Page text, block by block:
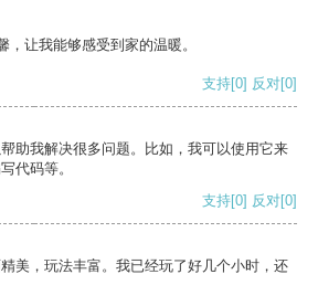
，让我能够感受到家的温暖。
支持[0] 反对[0]
助我解决很多问题。比如，我可以使用它来
代码等。
支持[0] 反对[0]
美，玩法丰富。我已经玩了好几个小时，还